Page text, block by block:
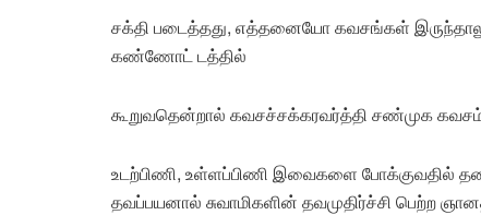
சக்தி படைத்தது, எத்தனையோ கவசங்கள்
கண்ணோட் டத்தில்
கூறுவதென்றால் கவசச்சக்கரவர்த்தி சண்முக
உடற்பிணி, உள்ளப்பிணி இவைகளை போக்குவதில்
தவப்பயனால் சுவாமிகளின் தவமுதிர்ச்சி பெற்ற